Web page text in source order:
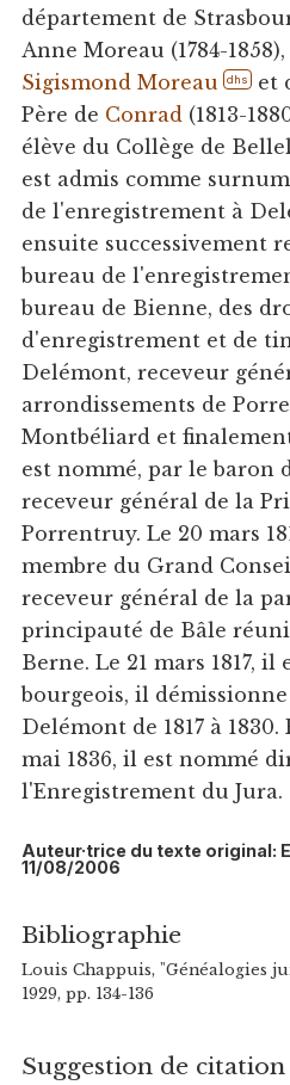
département de
Anne Moreau (1784-
Sigismond Moreau
dhs et
Père de Conrad(1813-
élève du Collège de
est admis comme
de l'enregistrement à
ensuite successivement
bureau de
bureau de Bienne, des
d'enregistrement et de
Delémont, receveur
arrondissements de
Montbéliard et
est nommé, par le baron
receveur général de la
Porrentruy. Le 20 mars
membre du Grand
receveur général de la
principauté de Bâle
Berne. Le 21 mars 1817,
bourgeois, il démissionne
Delémont de 1817 à
mai 1836, il est nommé
l'Enregistrement du Jura.
Auteur·trice du texte original:
11/08/2006
Bibliographie
Louis Chappuis, "Généalogies
1929, pp. 134-136
Suggestion de citation